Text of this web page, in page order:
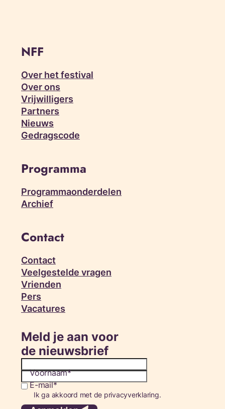
NFF
Over het festival
Over ons
Vrijwilligers
Partners
Nieuws
Gedragscode
Programma
Programmaonderdelen
Archief
Contact
Contact
Veelgestelde vragen
Vrienden
Pers
Vacatures
Meld je aan voor
de nieuwsbrief
Voornaam
E-mail
Consent
Ik ga akkoord met de privacyverklaring.